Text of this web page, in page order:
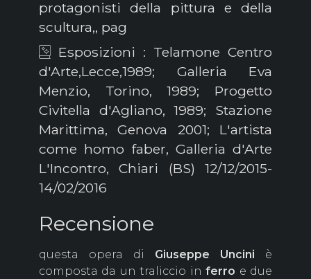
protagonisti della pittura e della
scultura,, pag
Esposizioni : Telamone Centro
d'Arte,Lecce,1989; Galleria Eva
Menzio, Torino, 1989; Progetto
Civitella d'Agliano, 1989; Stazione
Marittima, Genova 2001; L'artista
come homo faber, Galleria d'Arte
L'Incontro, Chiari (BS) 12/12/2015-
14/02/2016
Recensione
questa opera di Giuseppe Uncini è
composta da un traliccio inferro e due